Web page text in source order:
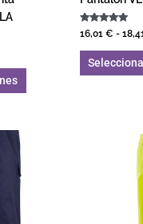
Valorado con
5.00
de 5
16,01 € -
de precios: desde 15,56 €
Este producto tiene